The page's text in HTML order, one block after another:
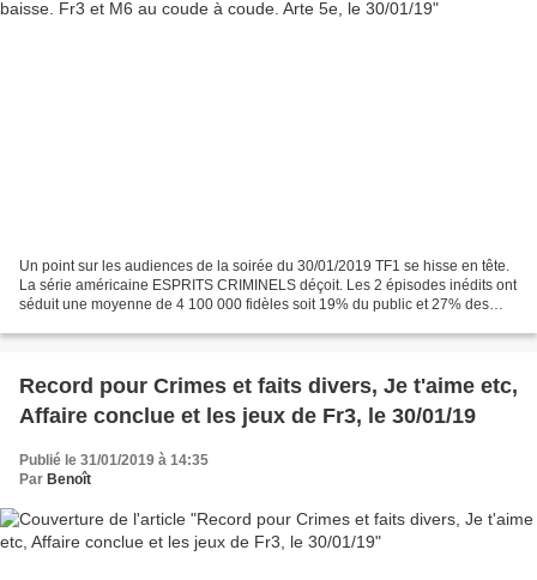
Un point sur les audiences de la soirée du 30/01/2019 TF1 se hisse en tête.
La série américaine ESPRITS CRIMINELS déçoit. Les 2 épisodes inédits ont
séduit une moyenne de 4 100 000 fidèles soit 19% du public et 27% des
Record pour Crimes et faits divers, Je t'aime etc,
Affaire conclue et les jeux de Fr3, le 30/01/19
Publié le 31/01/2019 à 14:35
Par Benoît